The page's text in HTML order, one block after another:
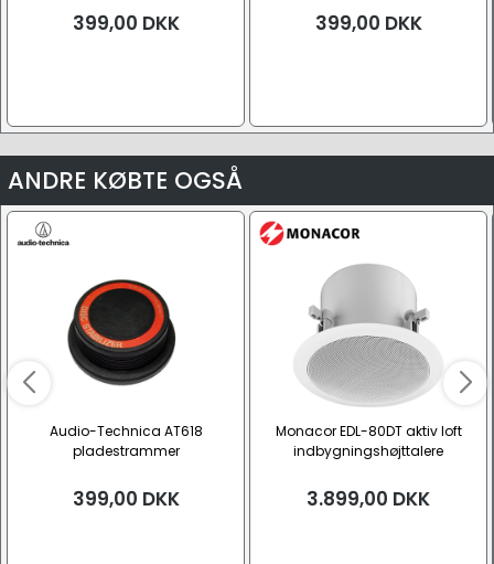
399,00 DKK 399,00 DKK
ANDRE KØBTE OGSÅ
Audio-Technica AT618
pladestrammer
399,00 DKK
Monacor EDL-80DT aktiv loft
indbygningshøjttalere
3.899,00 DKK